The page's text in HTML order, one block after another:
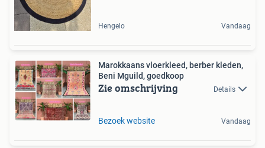
Hengelo Vandaag
Marokkaans vloerkleed, berber kleden,
Beni Mguild, goedkoop
Zie omschrijving Details
Bezoek website Vandaag